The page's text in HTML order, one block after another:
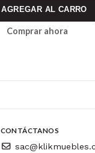
AGREGAR AL CARRO
Comprar ahora
CONTÁCTANOS